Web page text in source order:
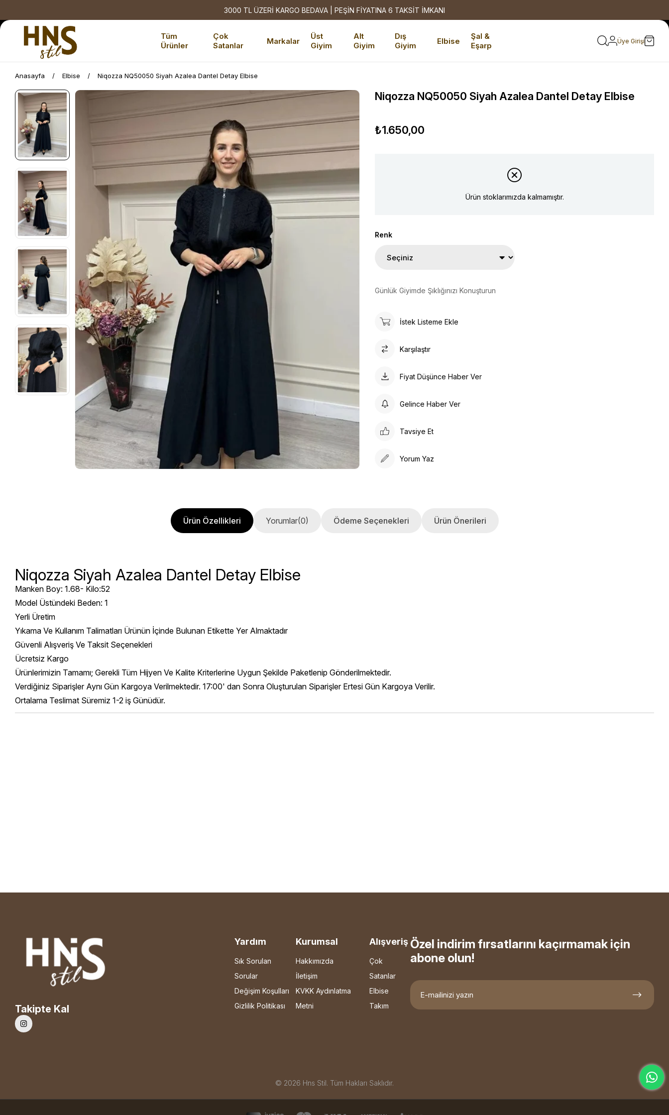
3000 TL ÜZERİ KARGO BEDAVA | PEŞİN FİYATINA 6 TAKSİT İMKANI
Tüm
Ürünler
Çok
Satanlar
Markalar
Üst
Giyim
Alt
Giyim
Dış
Giyim
Elbise
Şal &
Eşarp
Üye Girişi
Anasayfa Elbise Niqozza NQ50050 Siyah Azalea Dantel Detay Elbise
Niqozza NQ50050 Siyah Azalea Dantel Detay Elbise
₺1.650,00
Ürün stoklarımızda kalmamıştır.
Renk
Günlük Giyimde Şıklığınızı Konuşturun
İstek Listeme Ekle
Karşılaştır
Fiyat Düşünce Haber Ver
Gelince Haber Ver
Tavsiye Et
Yorum Yaz
Ürün Özellikleri Yorumlar(0) Ödeme Seçenekleri Ürün Önerileri
Niqozza Siyah Azalea Dantel Detay Elbise
Manken Boy: 1.68- Kilo:52
Model Üstündeki Beden: 1
Yerli Üretim
Yıkama Ve Kullanım Talimatları Ürünün İçinde Bulunan Etikette Yer Almaktadır
Güvenli Alışveriş Ve Taksit Seçenekleri
Ücretsiz Kargo
Ürünlerimizin Tamamı; Gerekli Tüm Hijyen Ve Kalite Kriterlerine Uygun Şekilde Paketlenip Gönderilmektedir.
Verdiğiniz Siparişler Aynı Gün Kargoya Verilmektedir. 17:00' dan Sonra Oluşturulan Siparişler Ertesi Gün Kargoya Verilir.
Ortalama Teslimat Süremiz 1-2 iş Günüdür.
Takipte Kal
Yardım
Sık Sorulan
Sorular
Değişim Koşulları
Gizlilik Politikası
Kurumsal
Hakkımızda
İletişim
KVKK Aydınlatma
Metni
Alışveriş
Çok
Satanlar
Elbise
Takım
Özel indirim fırsatlarını kaçırmamak için
abone olun!
© 2026 Hns Stil. Tüm Hakları Saklıdır.